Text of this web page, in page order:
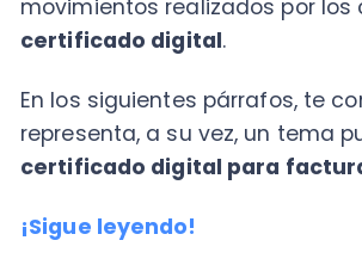
representa, a su vez, un tema
certificado digital para factura
¡Sigue leyendo!
Tabla de Contenido